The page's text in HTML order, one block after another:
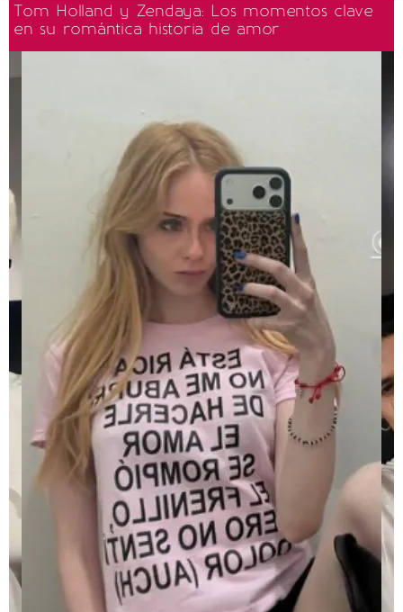
Tom Holland y Zendaya: Los momentos clave
en su romántica historia de amor